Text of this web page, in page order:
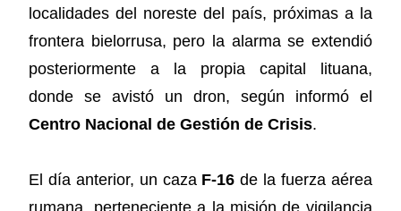
localidades del noreste del país, próximas a la
frontera bielorrusa, pero la alarma se extendió
posteriormente a la propia capital lituana,
donde se avistó un dron, según informó el
Centro Nacional de Gestión de Crisis.
El día anterior, un caza F-16 de la fuerza aérea